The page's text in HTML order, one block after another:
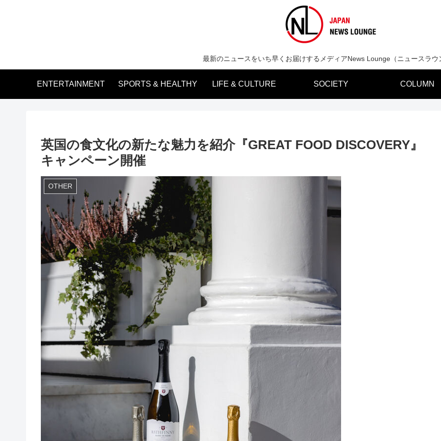
最新のニュースをいち早くお届けするメディアNews Lounge（ニュースラウ
ENTERTAINMENT SPORTS & HEALTHY LIFE & CULTURE SOCIETY COLUMN
英国の食文化の新たな魅力を紹介『GREAT FOOD DISCOVERY』
キャンペーン開催
OTHER